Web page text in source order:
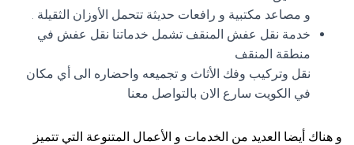
و مصاعد مكتبية و رافعات حديثة تتحمل الأوزان الثقيلة .
خدمة نقل عفش المنقف تشمل خدماتنا نقل عفش في
منطقة المنقف
نقل وتركيب وفك الأثاث و تجميعه واحضاره الى أي مكان
في الكويت سارع الان بالتواصل معنا
و هناك أيضا العديد من الخدمات و الأعمال المتنوعة التي تتميز